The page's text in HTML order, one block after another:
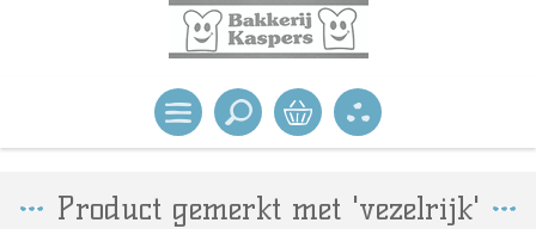
Product gemerkt met 'vezelrijk'